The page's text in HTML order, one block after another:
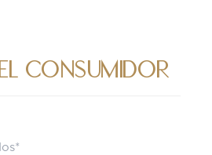
consumidor